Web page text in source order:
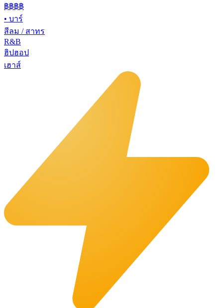
฿฿฿฿
• บาร์
สีลม / สาทร
R&B
ฮิปฮอป
เฮาส์